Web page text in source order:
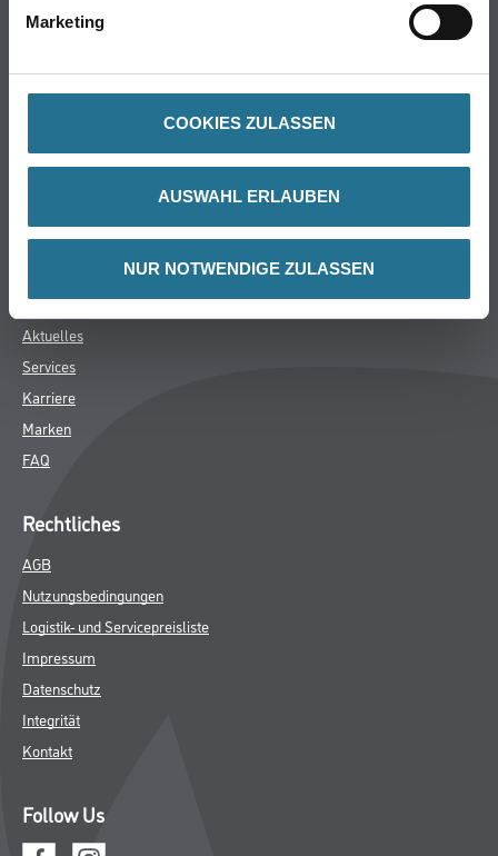
Marketing
COOKIES ZULASSEN
AUSWAHL ERLAUBEN
NUR NOTWENDIGE ZULASSEN
WDV-Systeme
Putze- und Spachtelmassen
Wand- & Deckenbeläge
Werkzeug & Maschinen
Verbrauchsmaterialien
Unternehmen
Aktuelles
Services
Karriere
Marken
FAQ
Rechtliches
AGB
Nutzungsbedingungen
Logistik- und Servicepreisliste
Impressum
Datenschutz
Integrität
Kontakt
Follow Us